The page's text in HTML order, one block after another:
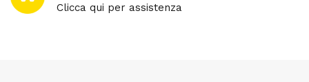
Clicca qui per assistenza